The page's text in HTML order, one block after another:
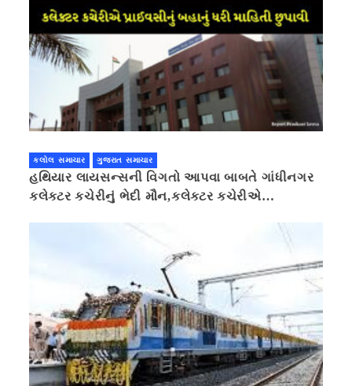
કલોલ સમાચાર ગુજરાત સમાચાર
હથિયાર લાયસન્સની વિગતો આપવા બાબતે ગાંધીનગર
કલેક્ટર કચેરીનું ભેદી મૌન,કલેક્ટર કચેરીએ